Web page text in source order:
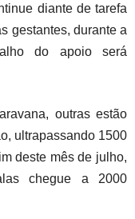
diante de tarefa
gestantes, durante a
do apoio será
outras estão
ultrapassando 1500
deste mês de julho,
chegue a 2000